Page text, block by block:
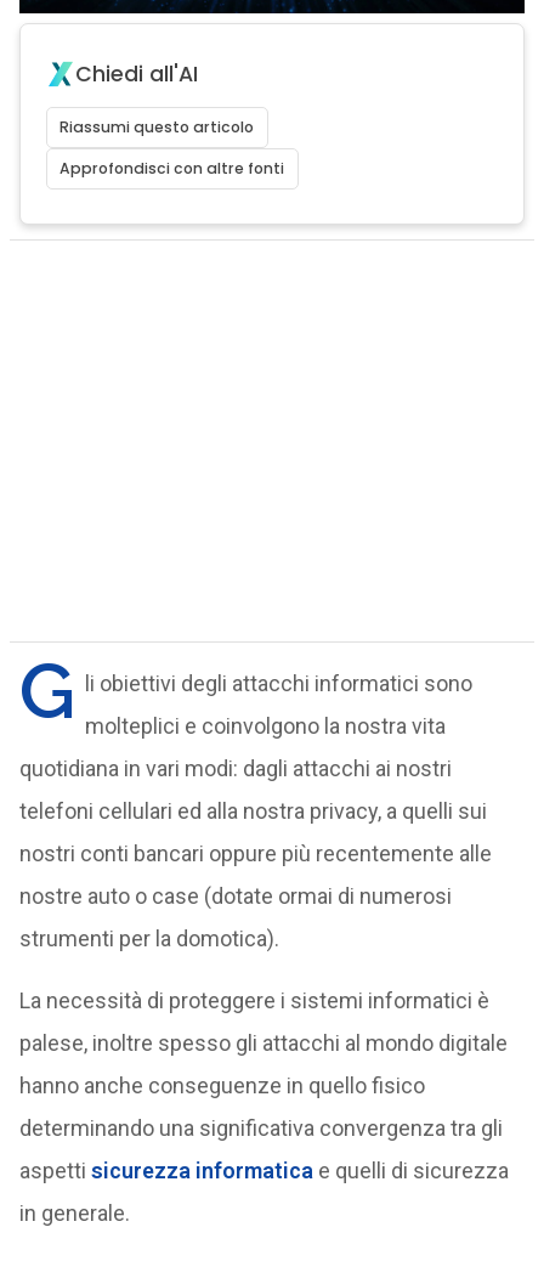
Chiedi all'AI
Riassumi questo articolo
Approfondisci con altre fonti
G
li obiettivi degli attacchi informatici sono
molteplici e coinvolgono la nostra vita
quotidiana in vari modi: dagli attacchi ai nostri
telefoni cellulari ed alla nostra privacy, a quelli sui
nostri conti bancari oppure più recentemente alle
nostre auto o case (dotate ormai di numerosi
strumenti per la domotica).
La necessità di proteggere i sistemi informatici è
palese, inoltre spesso gli attacchi al mondo digitale
hanno anche conseguenze in quello fisico
determinando una significativa convergenza tra gli
aspetti sicurezza informatica e quelli di sicurezza
in generale.